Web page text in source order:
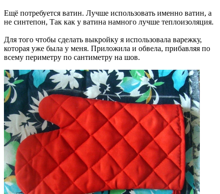
Ещё потребуется ватин. Лучше использовать именно ватин, а
не синтепон, Так как у ватина намного лучше теплоизоляция.
Для того чтобы сделать выкройку я использовала варежку,
которая уже была у меня. Приложила и обвела, прибавляя по
всему периметру по сантиметру на шов.